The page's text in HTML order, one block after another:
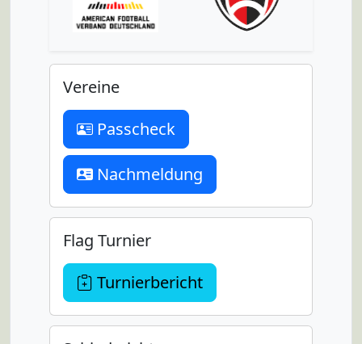
Vereine
Passcheck
Nachmeldung
Flag Turnier
Turnierbericht